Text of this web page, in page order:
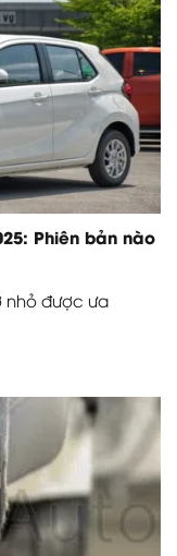
Phiên bản nào
nhỏ được ưa